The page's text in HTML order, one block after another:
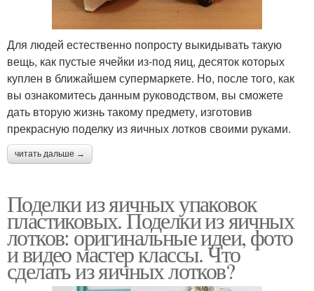
Для людей естественно попросту выкидывать такую
вещь, как пустые ячейки из-под яиц, десяток которых
куплен в ближайшем супермаркете. Но, после того, как
вы ознакомитесь данным руководством, вы сможете
дать вторую жизнь такому предмету, изготовив
прекрасную поделку из яичных лотков своими руками.
читать дальше →
Поделки из яичных упаковок
пластиковых. Поделки из яичных
лотков: оригинальные идеи, фото
и видео мастер классы. Что
сделать из яичных лотков?